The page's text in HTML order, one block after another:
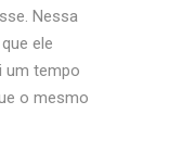
Nessa
ele
um tempo
o mesmo